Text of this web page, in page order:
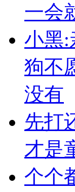
一会
小黑:
狗不
没有
先打
才是
个个